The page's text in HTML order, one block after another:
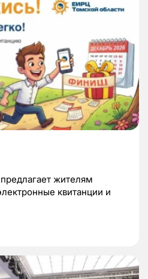
жителям
квитанции и